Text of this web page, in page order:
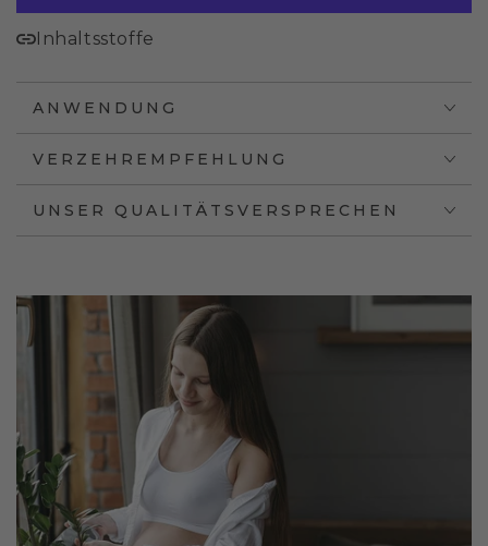
Inhaltsstoffe
ANWENDUNG
VERZEHREMPFEHLUNG
UNSER QUALITÄTSVERSPRECHEN